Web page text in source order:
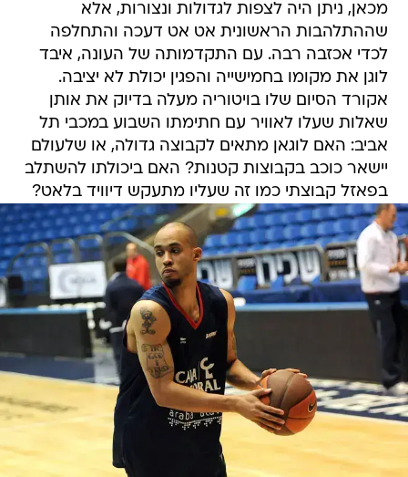
מכאן, ניתן היה לצפות לגדולות ונצורות, אלא
שההתלהבות הראשונית אט אט דעכה והתחלפה
לכדי אכזבה רבה. עם התקדמותה של העונה, איבד
לוגן את מקומו בחמישייה והפגין יכולת לא יציבה.
אקורד הסיום שלו בויטוריה מעלה בדיוק את אותן
שאלות שעלו לאוויר עם חתימתו השבוע במכבי תל
אביב: האם לוגאן מתאים לקבוצה גדולה, או שלעולם
יישאר כוכב בקבוצות קטנות? האם ביכולתו להשתלב
בפאזל קבוצתי כמו זה שעליו מתעקש דיוויד בלאט?